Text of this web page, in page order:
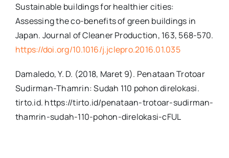
Sustainable buildings for healthier cities:
Assessing the co-benefits of green buildings in
Japan. Journal of Cleaner Production, 163, 568-570.
https://doi.org/10.1016/j.jclepro.2016.01.035
Damaledo, Y. D. (2018, Maret 9). Penataan Trotoar
Sudirman-Thamrin: Sudah 110 pohon direlokasi.
tirto.id. https://tirto.id/penataan-trotoar-sudirman-
thamrin-sudah-110-pohon-direlokasi-cFUL